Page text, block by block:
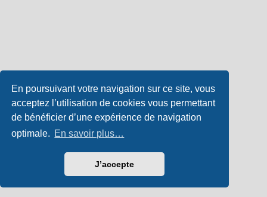
En poursuivant votre navigation sur ce site, vous
acceptez l’utilisation de cookies vous permettant
de bénéficier d’une expérience de navigation
optimale. En savoir plus…
J’accepte